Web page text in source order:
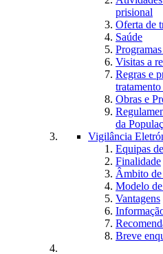
prisional
Oferta de
Saúde
Visitas a
Regras e
Obras e
da
Vigilância
Equipas
Finalidade
Âmbito
Modelo
Vantagens
Breve